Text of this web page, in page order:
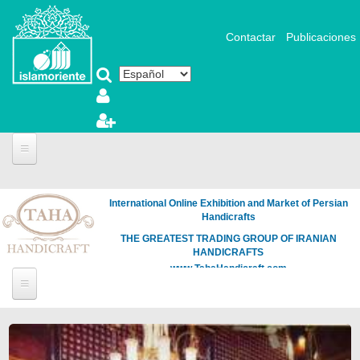
Pasar al contenido principal
Contactar Publicaciones
International Online Exhibition and Market of Persian
Handicrafts
THE GREATEST TRADING GROUP OF IRANIAN
HANDICRAFTS
www.TahaHandicraft.com
Páginas
Loading